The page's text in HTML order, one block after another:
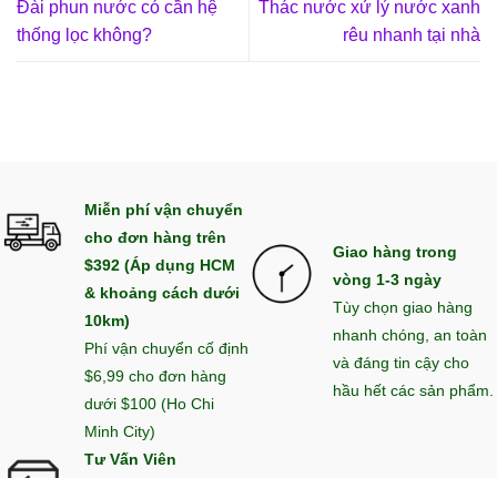
Đài phun nước có cần hệ
thống lọc không?
Thác nước xử lý nước xanh
rêu nhanh tại nhà
Miễn phí vận chuyển
cho đơn hàng trên
$392 (Áp dụng HCM
& khoảng cách dưới
10km)
Phí vận chuyển cố định
$6,99 cho đơn hàng
dưới $100 (Ho Chi
Minh City)
Giao hàng trong
vòng 1-3 ngày
Tùy chọn giao hàng
nhanh chóng, an toàn
và đáng tin cậy cho
hầu hết các sản phẩm.
Tư Vấn Viên